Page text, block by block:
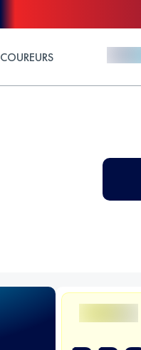
COUREURS